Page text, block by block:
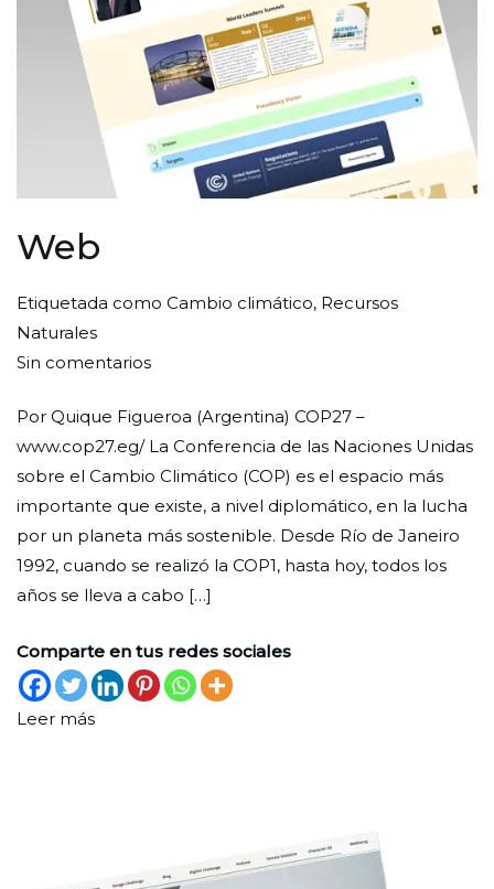
Web
Por
Redaccion
Ciudad
Publicada
el
30
septiembre
de
2022
Publicada
en
Web
Etiquetada como Cambio climático, Recursos
Naturales
Sin comentariosen
Por Quique Figueroa (Argentina) COP27 –
www.cop27.eg/ La Conferencia de las Naciones Unidas
sobre el Cambio Climático (COP) es el espacio más
importante que existe, a nivel diplomático, en la lucha
por un planeta más sostenible. Desde Río de Janeiro
1992, cuando se realizó la COP1, hasta hoy, todos los
años se lleva a cabo […]
Comparte en tus redes sociales
Leer más